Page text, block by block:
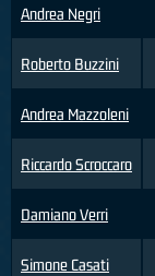
Andrea Negri
Roberto Buzzini
Andrea Mazzoleni
Riccardo Scroccaro
Damiano Verri
Simone Casati